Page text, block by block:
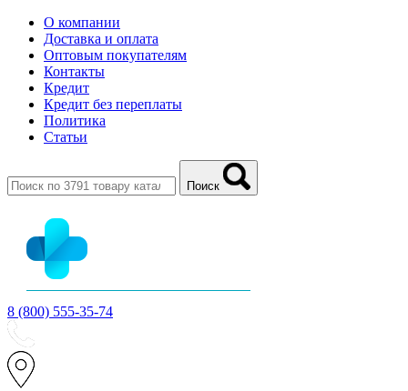
О компании
Доставка и оплата
Оптовым покупателям
Контакты
Кредит
Кредит без переплаты
Политика
Статьи
Поиск
8 (800) 555-35-74